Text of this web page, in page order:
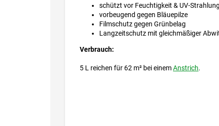
schützt vor Feuchtigkeit & UV-Strahlung
vorbeugend gegen Bläuepilze
Filmschutz gegen Grünbelag
Langzeitschutz mit gleichmäßiger
Verbrauch:
5 L reichen für 62 m² bei einemAnstrich.